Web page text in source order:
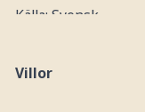
Källa: Svensk
Villor